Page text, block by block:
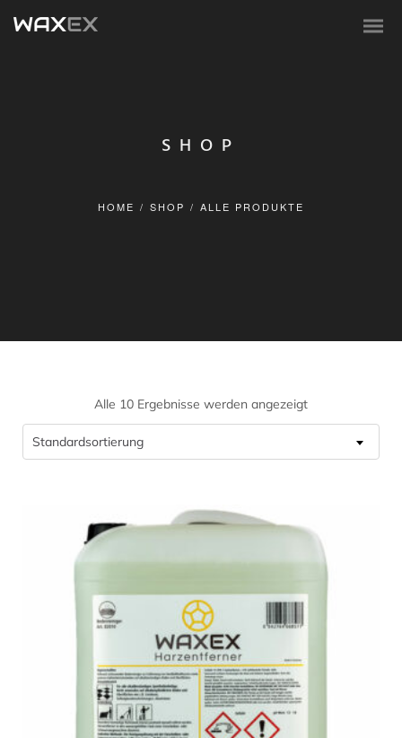
SHOP
HOME / SHOP / ALLE PRODUKTE
Alle 10 Ergebnisse werden angezeigt
Standardsortierung